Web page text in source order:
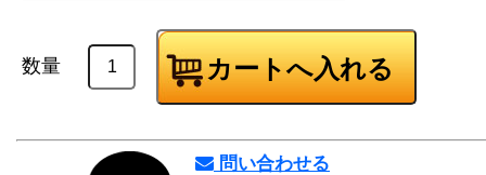
数量
問い合わせる